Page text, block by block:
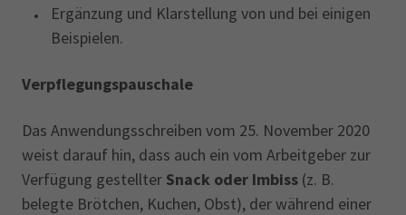
Ergänzung und Klarstellung von und bei einigen
Beispielen.
Verpflegungspauschale
Das Anwendungsschreiben vom 25. November 2020
weist darauf hin, dass auch ein vom Arbeitgeber zur
Verfügung gestellter Snack oder Imbiss (z. B.
belegte Brötchen, Kuchen, Obst), der während einer